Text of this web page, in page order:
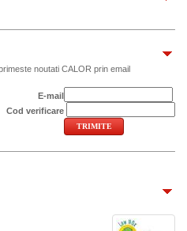
noutati CALOR prin email
E-mail
Cod verificare